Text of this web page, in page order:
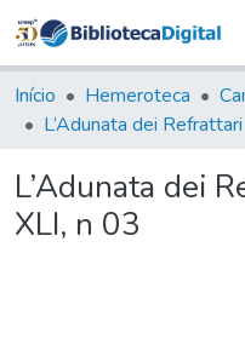
Início Hemeroteca
L’Adunata dei Refrattari
L’Adunata dei
XLI, n 03